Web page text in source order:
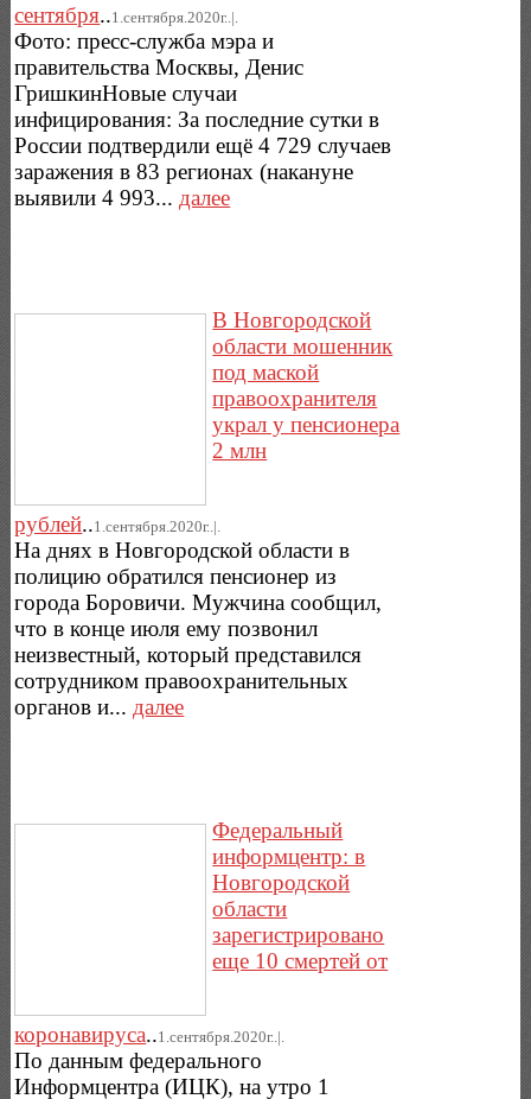
сентября..1.сентября.2020г..|.
Фото: пресс-служба мэра и
правительства Москвы, Денис
ГришкинНовые случаи
инфицирования: За последние сутки в
России подтвердили ещё 4 729 случаев
заражения в 83 регионах (накануне
выявили 4 993... далее
В Новгородской
области мошенник
под маской
правоохранителя
украл у пенсионера
2 млн
рублей..1.сентября.2020г..|.
На днях в Новгородской области в
полицию обратился пенсионер из
города Боровичи. Мужчина сообщил,
что в конце июля ему позвонил
неизвестный, который представился
сотрудником правоохранительных
органов и...далее
Федеральный
информцентр: в
Новгородской
области
зарегистрировано
еще 10 смертей от
коронавируса..1.сентября.2020г..|.
По данным федерального
Информцентра (ИЦК), на утро 1